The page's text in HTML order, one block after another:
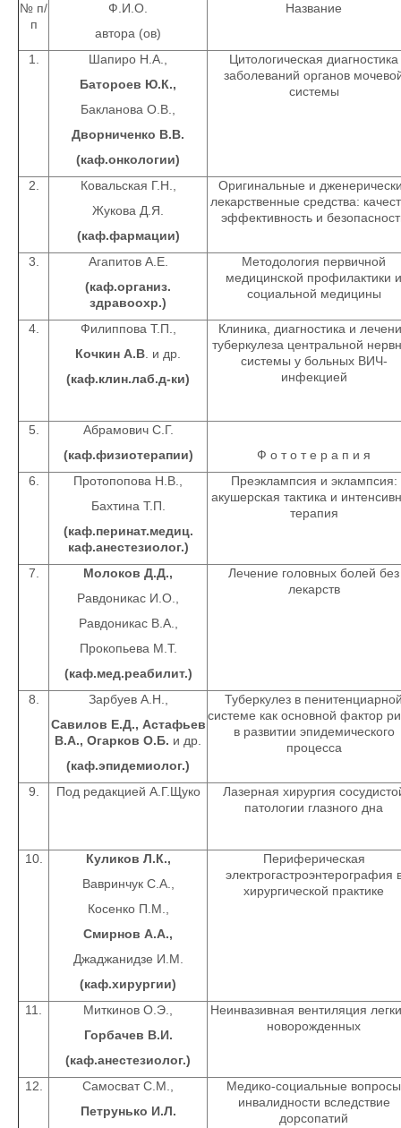
№ п/
п
Ф.И.О.
автора (ов)
Название
1.
Шапиро Н.А.,
Батороев Ю.К.,
Бакланова О.В.,
Дворниченко В.В.
(каф.онкологии)
Цитологическая диагностика
заболеваний органов
системы
2.
Ковальская Г.Н.,
Жукова Д.Я.
(каф.фармации)
Оригинальные и
лекарственные средства:
эффективность и
3.
Агапитов А.Е.
(каф.организ.
здравоохр.)
Методология первичной
медицинской профилактики и
социальной медицины
4.
Филиппова Т.П.,
Кочкин А.В. и др.
(каф.клин.лаб.д-ки)
Клиника, диагностика и
туберкулеза центральной
системы у больных ВИЧ-
инфекцией
5.
Абрамович С.Г.
(каф.физиотерапии)
Ф о т о т е р а п и я
6.
Протопопова Н.В.,
Бахтина Т.П.
(каф.перинат.медиц.
каф.анестезиолог.)
Преэклампсия и эклампсия:
акушерская тактика и
терапия
7.
Молоков Д.Д.,
Равдоникас И.О.,
Равдоникас В.А.,
Прокопьева М.Т.
(каф.мед.реабилит.)
Лечение головных болей без
лекарств
8.
Зарбуев А.Н.,
Савилов Е.Д., Астафьев
В.А., Огарков О.Б. и др.
(каф.эпидемиолог.)
Туберкулез в
системе как основной фактор
в развитии эпидемического
процесса
9. Под редакцией А.Г.Щуко
Лазерная хирургия
патологии глазного дна
10.
Куликов Л.К.,
Вавринчук С.А.,
Косенко П.М.,
Смирнов А.А.,
Джаджанидзе И.М.
(каф.хирургии)
Периферическая
электрогастроэнтерография
хирургической практике
11.
Миткинов О.Э.,
Горбачев В.И.
(каф.анестезиолог.)
Неинвазивная вентиляция
новорожденных
12.
Самосват С.М.,
Петрунько И.Л.
Медико-социальные вопросы
инвалидности вследствие
дорсопатий